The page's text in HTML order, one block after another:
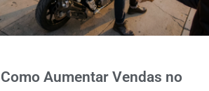
Como Aumentar Vendas no